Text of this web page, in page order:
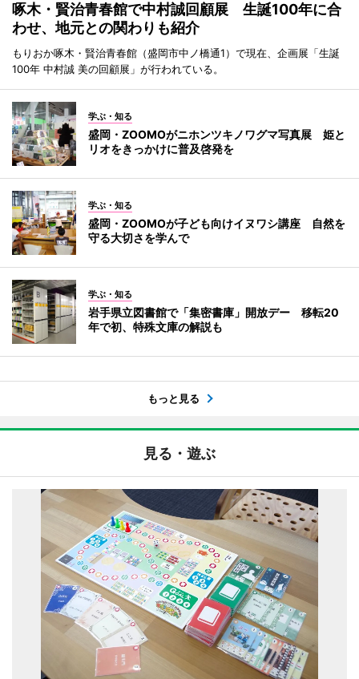
啄木・賢治青春館で中村誠回顧展 生誕100年に合
わせ、地元との関わりも紹介
もりおか啄木・賢治青春館（盛岡市中ノ橋通1）で現在、企画展「生誕
100年 中村誠 美の回顧展」が行われている。
学ぶ・知る
盛岡・ZOOMOがニホンツキノワグマ写真展 姫と
リオをきっかけに普及啓発を
学ぶ・知る
盛岡・ZOOMOが子ども向けイヌワシ講座 自然を
守る大切さを学んで
学ぶ・知る
岩手県立図書館で「集密書庫」開放デー 移転20
年で初、特殊文庫の解説も
もっと見る
見る・遊ぶ